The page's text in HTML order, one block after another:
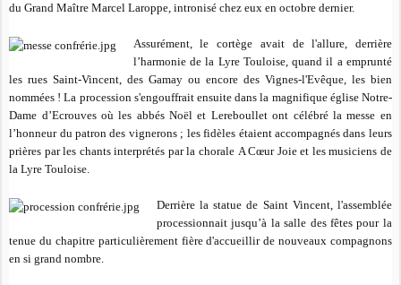
du Grand Maître Marcel Laroppe, intronisé chez eux en octobre dernier.
Assurément, le cortège avait de l'allure, derrière
l’harmonie dela Lyre Touloise, quand il a emprunté
les rues Saint-Vincent, des Gamay ou encore des Vignes-l'Evêque, les bien
nommées ! La procession s'engouffrait ensuite dans la magnifique église Notre-
Dame d’Ecrouves où les abbés Noël et Lereboullet ont célébré la messe en
l’honneur du patron des vignerons ; les fidèles étaient accompagnés dans leurs
prières par les chants interprétés par la chorale A Cœur Joieet les musiciens de
la Lyre Touloise.
Derrière la statue de Saint Vincent, l'assemblée
processionnait jusqu’à la salle des fêtes pour la
tenue du chapitre particulièrement fière d'accueillir de nouveaux compagnons
en si grand nombre.